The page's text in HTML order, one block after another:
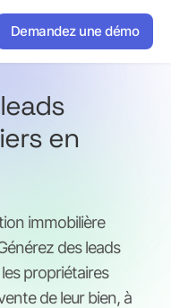
Demandez une démo
en
immobilière
des leads
propriétaires
de leur bien, à